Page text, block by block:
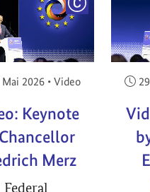
COPYRIGHT
am:
Mai 2026 • Video
Keynote
Merz
Federal